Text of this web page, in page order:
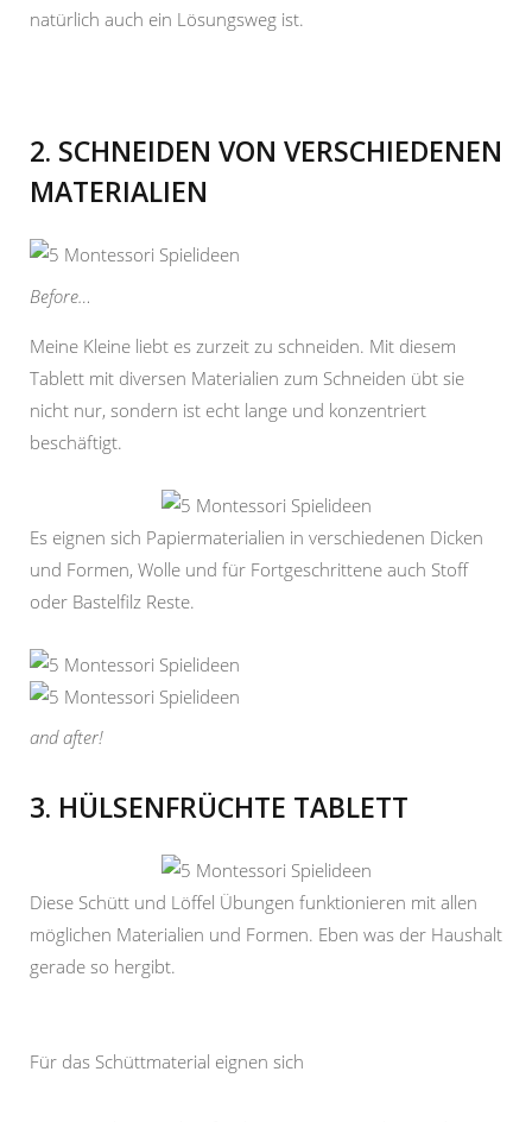
natürlich auch ein Lösungsweg ist.
2. SCHNEIDEN VON VERSCHIEDENEN
MATERIALIEN
Before…
Meine Kleine liebt es zurzeit zu schneiden. Mit diesem
Tablett mit diversen Materialien zum Schneiden übt sie
nicht nur, sondern ist echt lange und konzentriert
beschäftigt.
Es eignen sich Papiermaterialien in verschiedenen Dicken
und Formen, Wolle und für Fortgeschrittene auch Stoff
oder Bastelfilz Reste.
and after!
3. HÜLSENFRÜCHTE TABLETT
Diese Schütt und Löffel Übungen funktionieren mit allen
möglichen Materialien und Formen. Eben was der Haushalt
gerade so hergibt.
Für das Schüttmaterial eignen sich